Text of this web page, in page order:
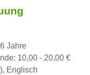
Jahre
10,00 - 20,00 €
Englisch